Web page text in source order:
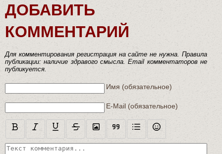
ДОБАВИТЬ
КОММЕНТАРИЙ
Для комментирования регистрация на сайте не нужна. Правила
публикации: наличие здравого смысла. Email комментаторов не
публикуется.
Имя (обязательное)
E-Mail (обязательное)
Текст комментария